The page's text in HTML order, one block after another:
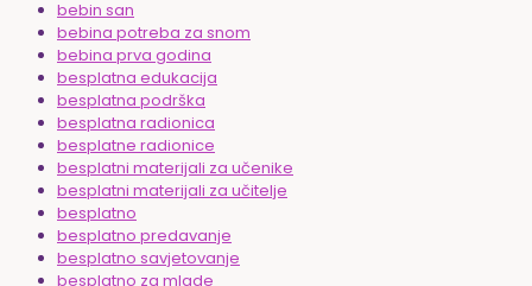
bebin san
bebina potreba za snom
bebina prva godina
besplatna edukacija
besplatna podrška
besplatna radionica
besplatne radionice
besplatni materijali za učenike
besplatni materijali za učitelje
besplatno
besplatno predavanje
besplatno savjetovanje
besplatno za mlade